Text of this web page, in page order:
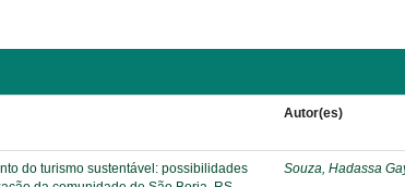
Autor(es)
do turismo sustentável: possibilidades
Souza, Hadassa